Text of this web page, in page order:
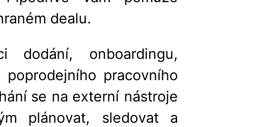
dealu.
onboardingu,
pracovního
se na externí nástroje
plánovat, sledovat a